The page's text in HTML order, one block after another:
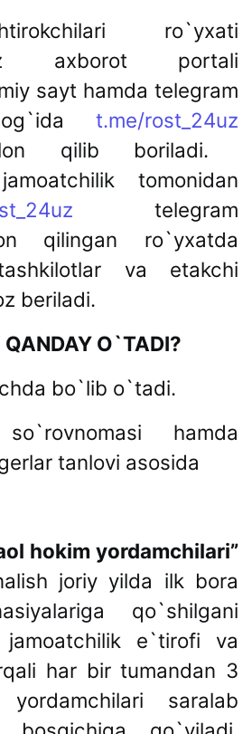
ro`yxati
axborot portali
sayt hamda telegram
t.me/rost_24uz
qilib boriladi.
tomonidan
telegram
qilingan ro`yxatda
va etakchi
beriladi.
QANDAY O`TADI?
bo`lib o`tadi.
hamda
tanlovi asosida
hokim yordamchilari”
joriy yilda ilk bora
qo`shilgani
e`tirofi va
har bir tumandan 3
saralab